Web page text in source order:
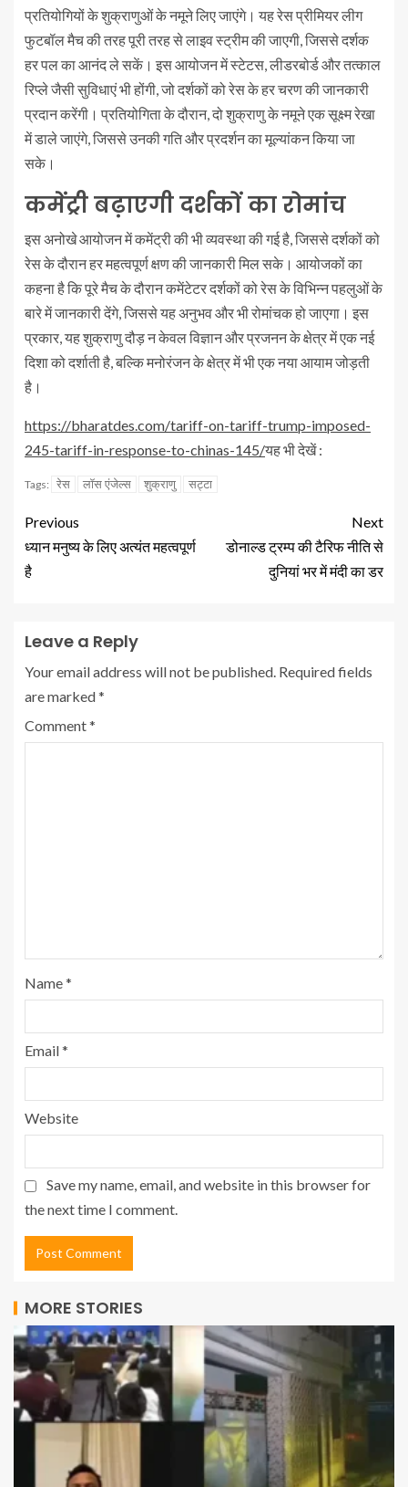
प्रतियोगियों के शुक्राणुओं के नमूने लिए जाएंगे। यह रेस प्रीमियर लीग
फुटबॉल मैच की तरह पूरी तरह से लाइव स्ट्रीम की जाएगी, जिससे दर्शक
हर पल का आनंद ले सकें। इस आयोजन में स्टेटस, लीडरबोर्ड और तत्काल
रिप्ले जैसी सुविधाएं भी होंगी, जो दर्शकों को रेस के हर चरण की जानकारी
प्रदान करेंगी। प्रतियोगिता के दौरान, दो शुक्राणु के नमूने एक सूक्ष्म रेखा
में डाले जाएंगे, जिससे उनकी गति और प्रदर्शन का मूल्यांकन किया जा
सके।
कमेंट्री बढ़ाएगी दर्शकों का रोमांच
इस अनोखे आयोजन में कमेंट्री की भी व्यवस्था की गई है, जिससे दर्शकों को
रेस के दौरान हर महत्वपूर्ण क्षण की जानकारी मिल सके। आयोजकों का
कहना है कि पूरे मैच के दौरान कमेंटेटर दर्शकों को रेस के विभिन्न पहलुओं के
बारे में जानकारी देंगे, जिससे यह अनुभव और भी रोमांचक हो जाएगा। इस
प्रकार, यह शुक्राणु दौड़ न केवल विज्ञान और प्रजनन के क्षेत्र में एक नई
दिशा को दर्शाती है, बल्कि मनोरंजन के क्षेत्र में भी एक नया आयाम जोड़ती
है।
https://bharatdes.com/tariff-on-tariff-trump-imposed-
245-tariff-in-response-to-chinas-145/यह भी देखें :
Tags: रेस लॉस एंजेल्स शुक्राणु सट्टा
Previous
ध्यान मनुष्य के लिए अत्यंत महत्वपूर्ण
है
Next
डोनाल्ड ट्रम्प की टैरिफ नीति से
दुनियां भर में मंदी का डर
Leave a Reply
Your email address will not be published. Required fields
are marked*
Comment*
Name*
Email*
Website
Save my name, email, and website in this browser for
the next time I comment.
MORE STORIES